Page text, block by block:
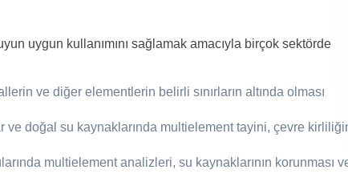
uygun kullanımını sağlamak amacıyla birçok sektörde
ve diğer elementlerin belirli sınırların altında olması
ve doğal su kaynaklarında multielement tayini, çevre
multielement analizleri, su kaynaklarının korunması